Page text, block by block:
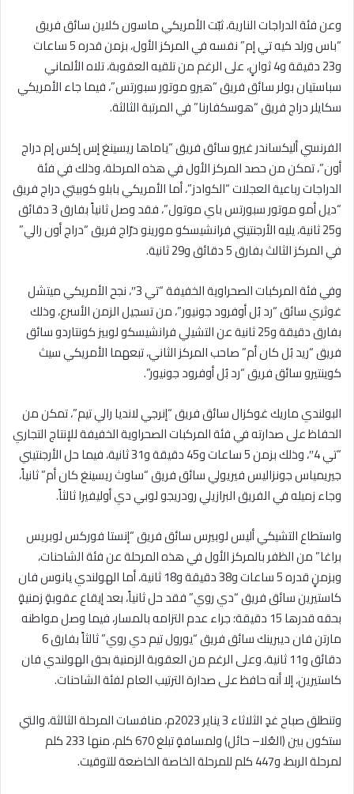
وعن فئة الدراجات النارية، ثبّت الأمريكي ماسون كلاين سائق فريق
“باس ورلد كيه تي إم” نفسه في المركز الأول، بزمن قدره 5 ساعات
و23 دقيقة و4 ثوانٍ، على الرغم من تلقيه العقوبة، تلاه الألماني
سباستيان بولر سائق فريق “هيرو موتور سبورتس”، فيما جاء الأمريكي
سكايلر دراج فريق “هوسكفارنا” في المرتبة الثالثة.
الفرنسي أليكساندر غيرو سائق فريق “ياماها ريسينغ إس إكس إم دراج
أون”، تمكن من حصد المركز الأول في هذه المرحلة، وذلك في فئة
الدراجات رباعية العجلات “الكوادز”، أما الأمريكي بابلو كوبيتي دراج فريق
“ديل أمو موتور سبورتس باي موتول”، فقد وصل ثانياً بفارق 3 دقائق
و25 ثانية، يليه الأرجنتيني فرانشيسكو مورينو درّاج فريق “دراج أون رالي”
في المركز الثالث بفارق 5 دقائق و29 ثانية.
وفي فئة المركبات الصحراوية الخفيفة “تي 3″، نجح الأمريكي ميتشل
غوثري سائق “رد بُل أوفرود جونيور”، من تسجيل الزمن الأسرع، وذلك
بفارق دقيقة و25 ثانية عن التشيلي فرانشيسكو لوبيز كونتاردو سائق
فريق “ريد بُل كان أم” صاحب المركز الثاني، تبعهما الأمريكي سيث
كوينتيرو سائق فريق “رد بُل أوفرود جونيور”.
البولندي ماريك غوكزال سائق فريق “إنرجي لانديا رالي تيم”، تمكن من
الحفاظ على صدارته في فئة المركبات الصحراوية الخفيفة للإنتاج التجاري
“تي 4″، وذلك بزمن 5 ساعات و45 دقيقة و31 ثانية، فيما حل الأرجنتيني
جيريمياس جونزاليس فيريولي سائق فريق “ساوث ريسينغ كان أم” ثانياً،
وجاء زميله في الفريق البرازيلي رودريجو لوبي دي أوليفيرا ثالثاً.
واستطاع التشيكي أليس لوبيرس سائق فريق “إنستا فوركس لوبريس
براغا” من الظفر بالمركز الأول في هذه المرحلة عن فئة الشاحنات،
وبزمنٍ قدره 5 ساعات و38 دقيقة و18 ثانية، أما الهولندي يانوس فان
كاستيرين سائق فريق “دي روي” فقد حل ثانياً، بعد إيقاع عقوبةٍ زمنيةٍ
بحقه قدرها 15 دقيقة؛ جراء عدم التزامه بالمسار، فيما وصل مواطنه
مارتن فان ديبرينك سائق فريق “يورول تيم دي روي” ثالثاً بفارق 6
دقائق و11 ثانية، وعلى الرغم من العقوبة الزمنية بحق الهولندي فان
كاستيرين، إلا أنه حافظ على صدارة الترتيب العام لفئة الشاحنات.
وتنطلق صباح غدٍ الثلاثاء 3 يناير 2023م، منافسات المرحلة الثالثة، والتي
ستكون بين (العُلا– حائل) ولمسافةٍ تبلغ 670 كلم، منها 233 كلم
لمرحلة الربط، و447 كلم للمرحلة الخاصة الخاضعة للتوقيت.